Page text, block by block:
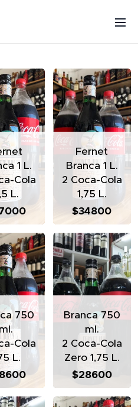
1 L.
Cola
L.
Fernet
Branca 1 L.
2 Coca-Cola
1,75 L.
$34800
750
Cola
L.
Branca 750
ml.
2 Coca-Cola
Zero 1,75 L.
$28600